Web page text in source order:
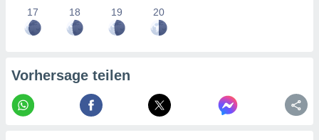
von
1199
17 18 19 20
Vorhersage teilen